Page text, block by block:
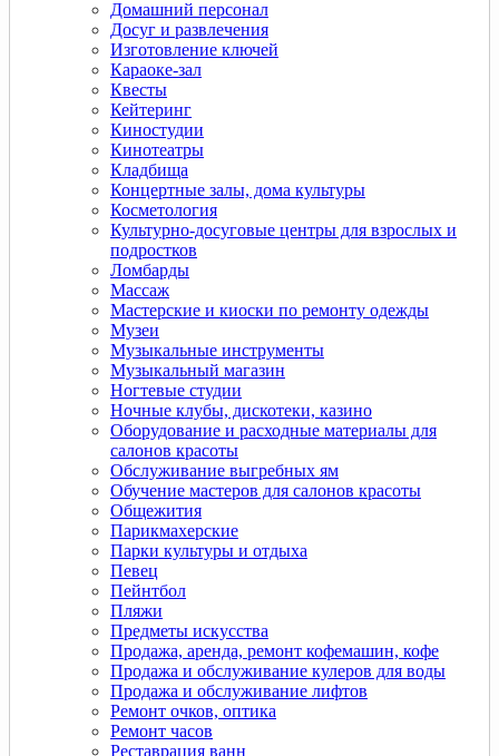
Домашний персонал
Досуг и развлечения
Изготовление ключей
Караоке-зал
Квесты
Кейтеринг
Киностудии
Кинотеатры
Кладбища
Концертные залы, дома культуры
Косметология
Культурно-досуговые центры для взрослых и
подростков
Ломбарды
Массаж
Мастерские и киоски по ремонту одежды
Музеи
Музыкальные инструменты
Музыкальный магазин
Ногтевые студии
Ночные клубы, дискотеки, казино
Оборудование и расходные материалы для
салонов красоты
Обслуживание выгребных ям
Обучение мастеров для салонов красоты
Общежития
Парикмахерские
Парки культуры и отдыха
Певец
Пейнтбол
Пляжи
Предметы искусства
Продажа, аренда, ремонт кофемашин, кофе
Продажа и обслуживание кулеров для воды
Продажа и обслуживание лифтов
Ремонт очков, оптика
Ремонт часов
Реставрация ванн